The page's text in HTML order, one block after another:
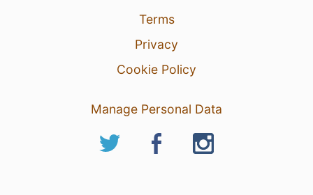
Terms
Privacy
Cookie Policy
Manage Personal Data